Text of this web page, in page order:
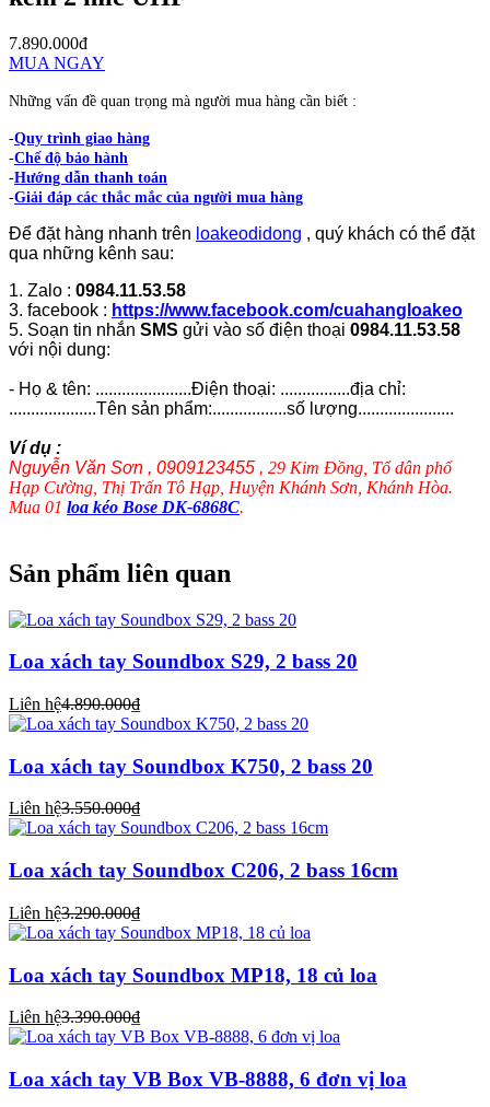
7.890.000đ
MUA NGAY
Những vấn đề quan trọng mà người mua hàng cần biết :
-Quy trình giao hàng
-Chế độ bảo hành
-Hướng dẫn thanh toán
-Giải đáp các thắc mắc của người mua hàng
Để đặt hàng nhanh trên loakeodidong , quý khách có thể đặt
qua những kênh sau:
1. Zalo : 0984.11.53.58
3. facebook : https://www.facebook.com/cuahangloakeo
5. Soạn tin nhắn SMS gửi vào số điện thoại 0984.11.53.58
với nội dung:
- Họ & tên: ......................Điện thoại: ................địa chỉ:
....................Tên sản phẩm:.................số lượng......................
Ví dụ :
Nguyễn Văn Sơn , 0909123455 , 29 Kim Đồng, Tổ dân phố
Hạp Cường, Thị Trấn Tô Hạp, Huyện Khánh Sơn, Khánh Hòa.
Mua 01 loa kéo Bose DK-6868C.
Sản phẩm liên quan
Loa xách tay Soundbox S29, 2 bass 20
Liên hệ4.890.000₫
Loa xách tay Soundbox K750, 2 bass 20
Liên hệ3.550.000₫
Loa xách tay Soundbox C206, 2 bass 16cm
Liên hệ3.290.000₫
Loa xách tay Soundbox MP18, 18 củ loa
Liên hệ3.390.000₫
Loa xách tay VB Box VB-8888, 6 đơn vị loa